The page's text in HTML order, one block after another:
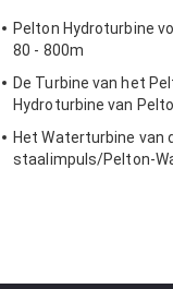
Pelton Hydroturbine
80 - 800m
De Turbine van het
Hydroturbine van
Het Waterturbine van
staalimpuls/Pelton-